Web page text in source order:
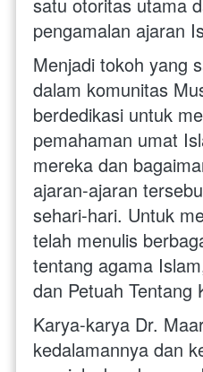
pengamalan ajaran
Menjadi tokoh yang
dalam komunitas
berdedikasi untuk
pemahaman umat
mereka dan
ajaran-ajaran
sehari-hari. Untuk
telah menulis
tentang agama
dan Petuah Tentang
Karya-karya Dr.
kedalamannya dan